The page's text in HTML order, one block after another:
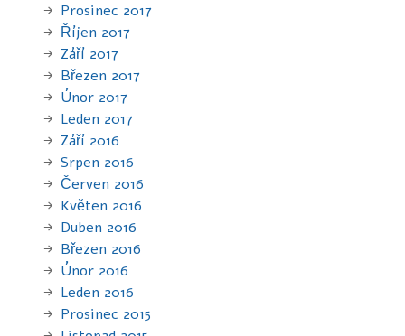
Prosinec 2017
Říjen 2017
Září 2017
Březen 2017
Únor 2017
Leden 2017
Září 2016
Srpen 2016
Červen 2016
Květen 2016
Duben 2016
Březen 2016
Únor 2016
Leden 2016
Prosinec 2015